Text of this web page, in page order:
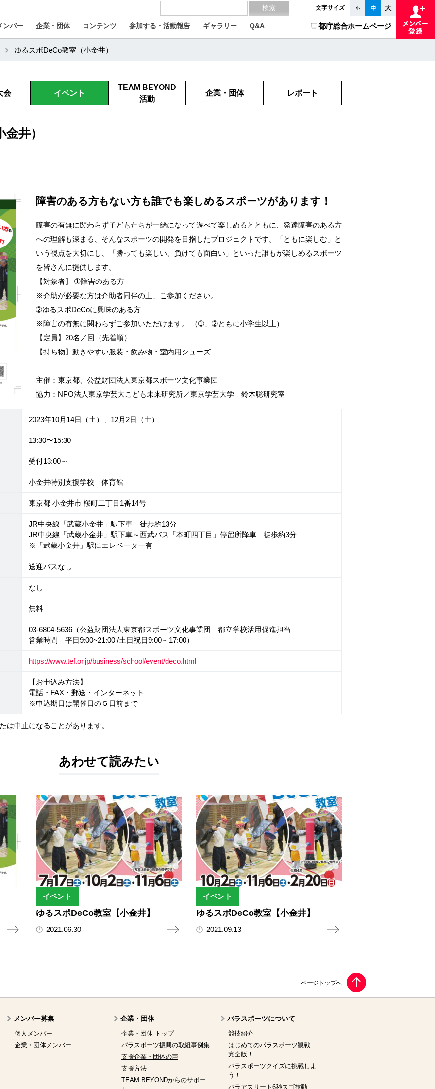
文字サイズ
ンバー 企業・団体 コンテンツ 参加する・活動報告 ギャラリー Q&A 都庁総合ホームページ
ゆるスポDeCo教室（小金井）
会 イベント
TEAM BEYOND
活動
企業・団体 レポート
井）
障害のある方もない方も誰でも楽しめるスポーツがあります！
障害の有無に関わらず子どもたちが一緒になって遊べて楽しめるとともに、発達障害のある方
への理解も深まる、そんなスポーツの開発を目指したプロジェクトです。「ともに楽しむ」と
いう視点を大切にし、「勝っても楽しい、負けても面白い」といった誰もが楽しめるスポーツ
を皆さんに提供します。
【対象者】 ➀障害のある方
※介助が必要な方は介助者同伴の上、ご参加ください。
➁ゆるスポDeCoに興味のある方
※障害の有無に関わらずご参加いただけます。 （➀、➁ともに小学生以上）
【定員】20名／回（先着順）
【持ち物】動きやすい服装・飲み物・室内用シューズ
主催：東京都、公益財団法人東京都スポーツ文化事業団
協力：NPO法人東京学芸大こども未来研究所／東京学芸大学 鈴木聡研究室
2023年10月14日（土）、12月2日（土）
13:30〜15:30
受付13:00～
小金井特別支援学校 体育館
東京都 小金井市 桜町二丁目1番14号
JR中央線「武蔵小金井」駅下車 徒歩約13分
JR中央線「武蔵小金井」駅下車～西武バス「本町四丁目」停留所降車 徒歩約3分
※「武蔵小金井」駅にエレベーター有
送迎バスなし
なし
無料
03-6804-5636（公益財団法人東京都スポーツ文化事業団 都立学校活用促進担当
営業時間 平日9:00~21:00 /土日祝日9:00～17:00）
https://www.tef.or.jp/business/school/event/deco.html
【お申込み方法】
電話・FAX・郵送・インターネット
※申込期日は開催日の５日前まで
中止になることがあります。
あわせて読みたい
イベント
ゆるスポDeCo教室【小金井】
2021.06.30
イベント
ゆるスポDeCo教室【小金井】
2021.09.13
メンバー募集
個人メンバー
企業・団体メンバー
企業・団体
企業・団体 トップ
パラスポーツ振興の取組事例集
支援企業・団体の声
支援方法
TEAM BEYONDからのサポー
パラスポーツについて
競技紹介
はじめてのパラスポーツ観戦
完全版！
パラスポーツクイズに挑戦しよ
う！
パラアスリート6秒スゴ技動